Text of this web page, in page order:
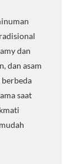
dan
dan asam
saat